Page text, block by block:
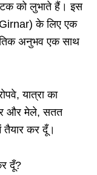
को लुभाते हैं। इस
Girnar) के लिए एक
अनुभव एक साथ
यात्रा का
और मेले, सतत
तैयार कर दूँ।
दूँ?